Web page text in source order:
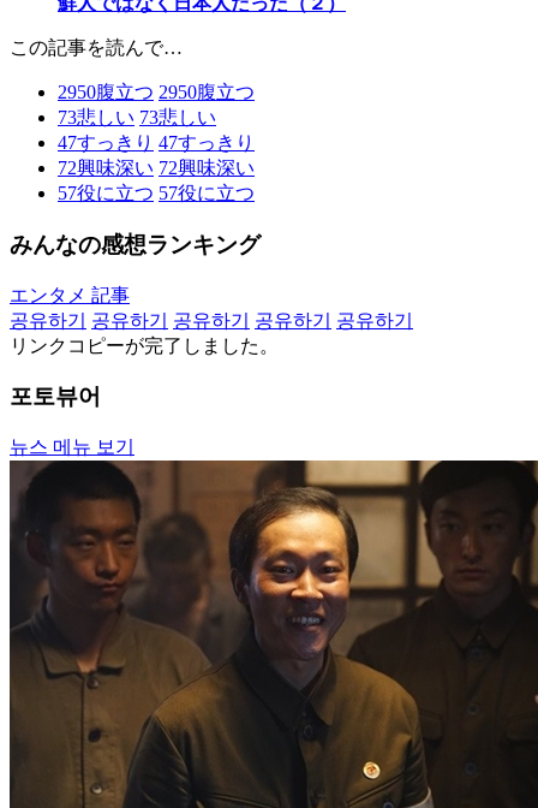
この記事を読んで…
2950腹立つ 2950腹立つ
73悲しい 73悲しい
47すっきり 47すっきり
72興味深い 72興味深い
57役に立つ 57役に立つ
みんなの感想ランキング
エンタメ 記事
공유하기
공유하기 공유하기 공유하기
공유하기
リンクコピーが完了しました。
포토뷰어
뉴스 메뉴 보기